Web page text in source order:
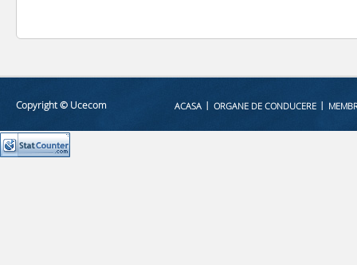
Copyright © Ucecom ACASA ORGANE DE CONDUCERE